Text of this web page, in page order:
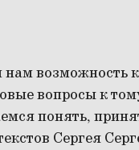
нам
вопросы к
понять,
Сергея